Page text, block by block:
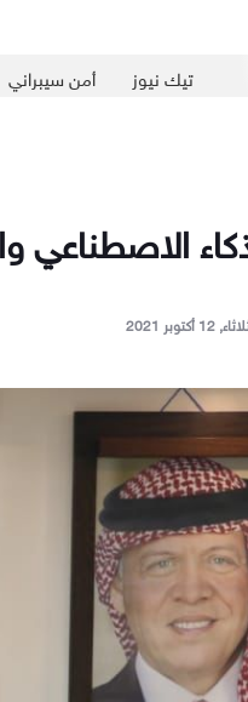
تيك نيوز أمن سيبراني
الاصطناعي